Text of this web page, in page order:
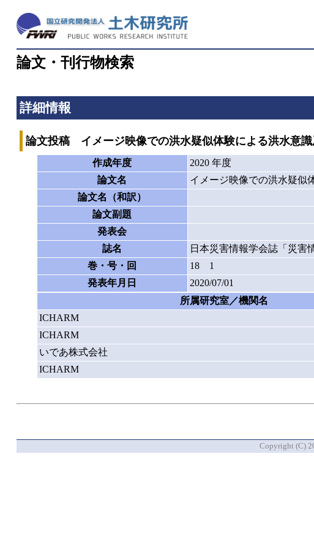
論文・刊行物検索
詳細情報
論文投稿 イメージ映像での洪水疑似体験による洪水意
作成年度
2020 年度
論文名
イメージ映像での洪水疑似
論文名（和訳）
論文副題
発表会
誌名
日本災害情報学会誌「災害
巻・号・回
18 1
発表年月日
2020/07/01
所属研究室／機関名
ICHARM
ICHARM
いであ株式会社
ICHARM
Copyright (C)